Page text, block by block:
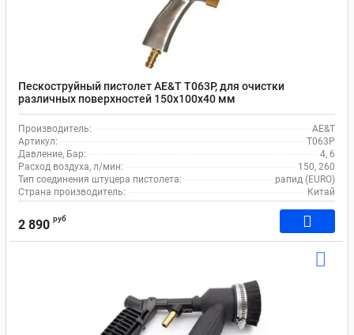
Пескоструйный пистолет AE&T T063P, для очистки
различных поверхностей 150х100х40 мм
Производитель:
AE&T
Артикул:
T063P
Давление, Бар:
4, 6
Расход воздуха, л/мин:
150, 260
Тип соединения штуцера пистолета:
рапид (EURO)
Страна производитель:
Китай
2 890 руб